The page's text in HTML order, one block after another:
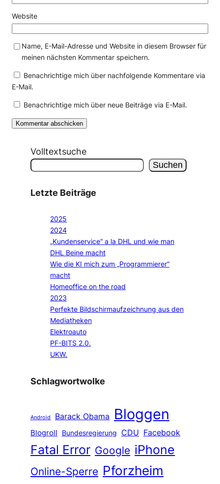
Website
Name, E-Mail-Adresse und Website in diesem Browser für
meinen nächsten Kommentar speichern.
Benachrichtige mich über nachfolgende Kommentare via
E-Mail.
Benachrichtige mich über neue Beiträge via E-Mail.
Volltextsuche
Suchen
Letzte Beiträge
2025
2024
„Kundenservice“ a la DHL und wie man
DHL Beine macht
Wie die KI mich zum „Programmierer“
macht
Homeoffice on the road
2023
Perfekte Bildschirmaufzeichnung aus den
Mediatheken
Elektroauto
PF-BITS 2.0.
UKW.
Schlagwortwolke
Android Barack Obama Bloggen
Blogroll Bundesregierung CDU Facebook
Fatal Error Google iPhone
Online-Sperre Pforzheim